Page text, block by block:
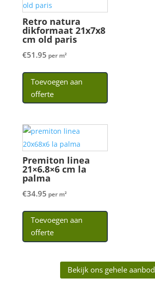
Retro natura
dikformaat 21x7x8
cm old paris
€51.95 per m²
Toevoegen aan
offerte
Premiton linea
21×6.8×6 cm la
palma
€34.95 per m²
Toevoegen aan
offerte
Bekijk ons gehele aanbod